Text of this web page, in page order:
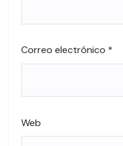
Correo electrónico *
Web